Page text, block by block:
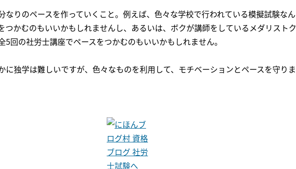
なりのペースを作っていくこと。例えば、色々な学校で行われている模擬試験なん
つかむのもいいかもしれませんし、あるいは、ボクが講師をしているメダリストク
5回の社労士講座でペースをつかむのもいいかもしれません。
に独学は難しいですが、色々なものを利用して、モチベーションとペースを守りま